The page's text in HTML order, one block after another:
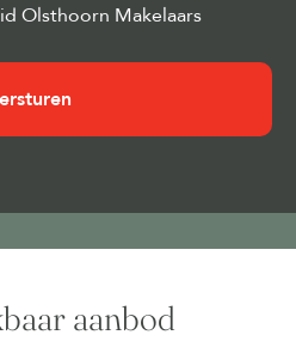
Olsthoorn Makelaars
aanbod